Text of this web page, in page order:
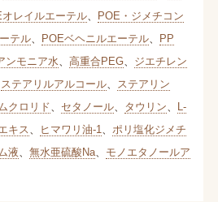
オレイルエーテル、 POE・ジメチコン
テル、 POEベヘニルエーテル、 PP
ンモニア水 高重合PEG、 ジエチレン
ステアリルアルコール、
ステアリン
クロリド セタノール、 タウリン
L-
キス ヒマワリ油-1
ポリ塩化ジメチ
液
無水亜硫酸Na、 モノエタノールア